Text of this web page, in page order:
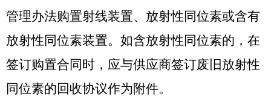
管理办法购置射线装置、放射性同位素或含有
放射性同位素装置。如含放射性同位素的，在
签订购置合同时，应与供应商签订废旧放射性
同位素的回收协议作为附件。